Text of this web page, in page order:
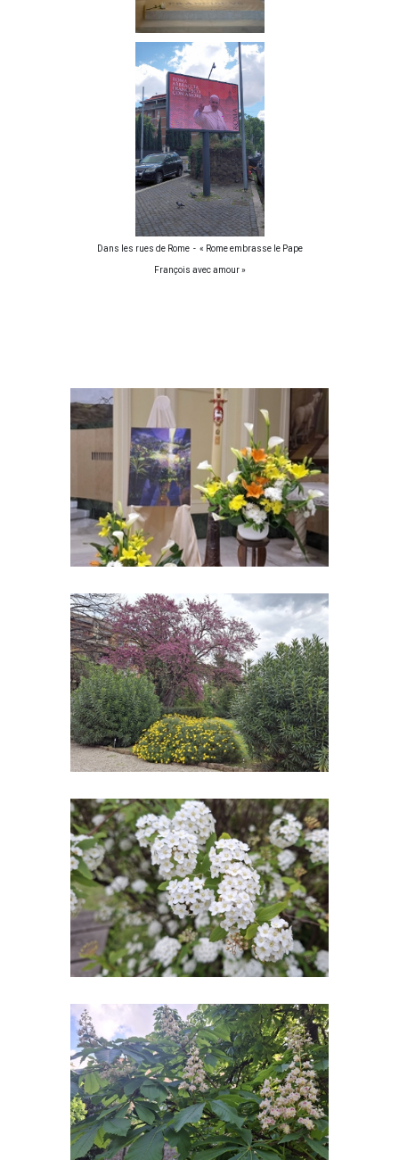
Dans les rues de Rome - « Rome embrasse le Pape
François avec amour »